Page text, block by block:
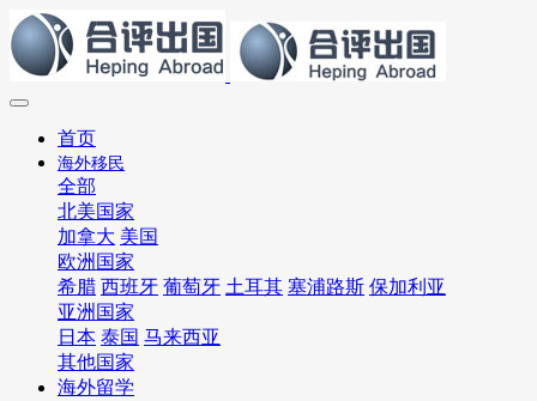
首页
海外移民
全部
北美国家
加拿大 美国
欧洲国家
希腊 西班牙 葡萄牙 土耳其 塞浦路斯 保加利亚
亚洲国家
日本 泰国 马来西亚
其他国家
海外留学